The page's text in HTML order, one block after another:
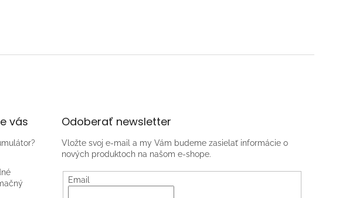
vás Odoberať newsletter
Vložte svoj e-mail a my Vám budeme zasielať informácie o
nových produktoch na našom e-shope.
Email